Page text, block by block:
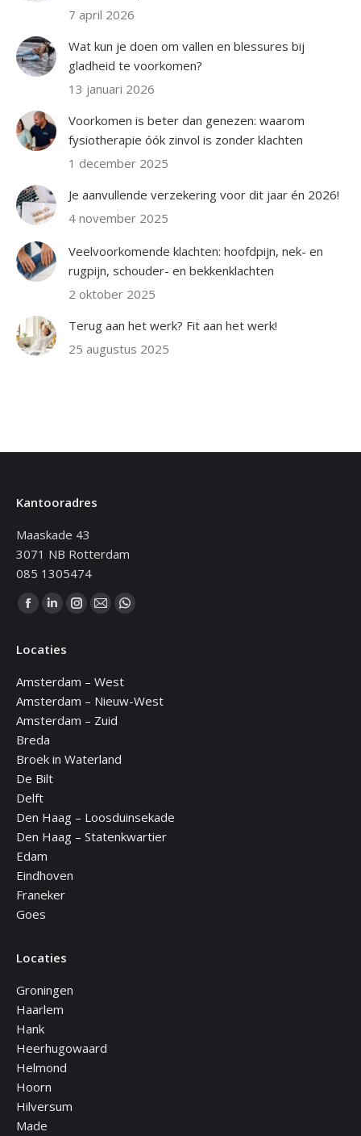
7 april 2026
Wat kun je doen om vallen en blessures bij
gladheid te voorkomen?
13 januari 2026
Voorkomen is beter dan genezen: waarom
fysiotherapie óók zinvol is zonder klachten
1 december 2025
Je aanvullende verzekering voor dit jaar én 2026!
4 november 2025
Veelvoorkomende klachten: hoofdpijn, nek- en
rugpijn, schouder- en bekkenklachten
2 oktober 2025
Terug aan het werk? Fit aan het werk!
25 augustus 2025
Kantooradres
Maaskade 43
3071 NB Rotterdam
085 1305474
Vind ons op:
Facebook
opens
new
window
Linkedin
opens
new
window
Instagram
new
window
Mail
in
new
window
WhatsApp
new
Locaties
Amsterdam – West
Amsterdam – Nieuw-West
Amsterdam – Zuid
Breda
Broek in Waterland
De Bilt
Delft
Den Haag – Loosduinsekade
Den Haag – Statenkwartier
Edam
Eindhoven
Franeker
Goes
Locaties
Groningen
Haarlem
Hank
Heerhugowaard
Helmond
Hoorn
Hilversum
Made